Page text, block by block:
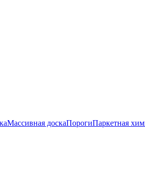
Массивная доскаПорогиПаркетная